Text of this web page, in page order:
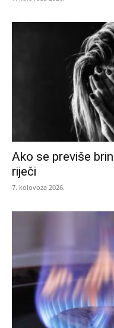
Ako se previše
riječi
7. kolovoza 2026.